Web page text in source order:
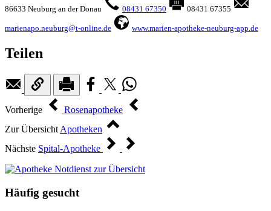
86633 Neuburg an der Donau 08431 67350 08431 67355
marienapo.neuburg@t-online.de www.marien-apotheke-neuburg-app.de
Teilen
Vorherige
Rosenapotheke
Zur Übersicht Apotheken
Nächste Spital-Apotheke
Häufig gesucht